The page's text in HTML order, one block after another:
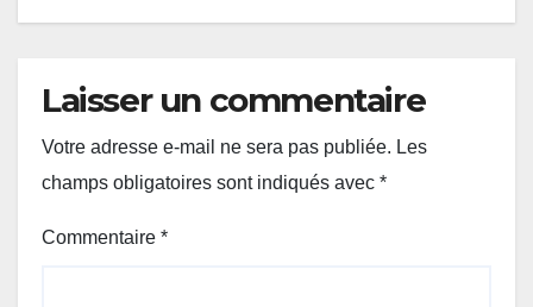
Laisser un commentaire
Votre adresse e-mail ne sera pas publiée. Les
champs obligatoires sont indiqués avec *
Commentaire *